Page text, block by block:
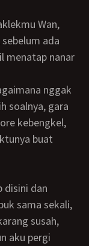
ada
menatap nanar
soalnya, gara
kebengkel,
buat
sama sekali,
susah,
aku pergi